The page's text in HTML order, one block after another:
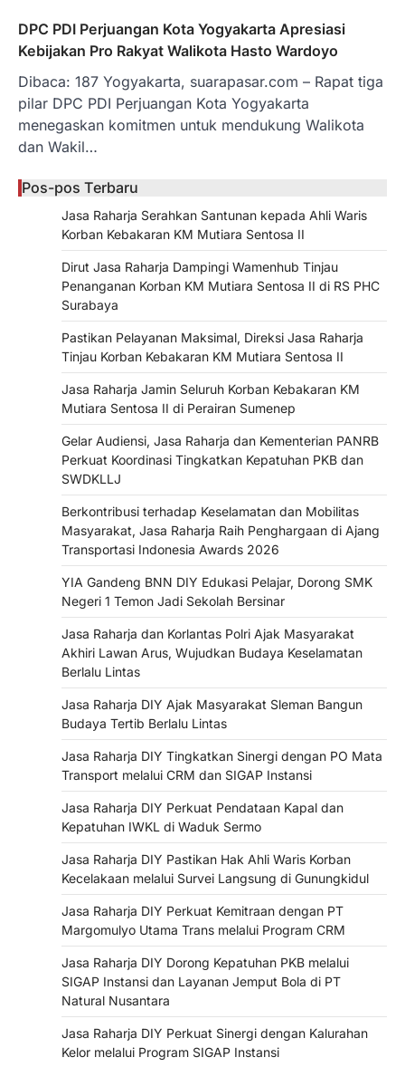
DPC PDI Perjuangan Kota Yogyakarta Apresiasi
Kebijakan Pro Rakyat Walikota Hasto Wardoyo
Dibaca: 187 Yogyakarta, suarapasar.com – Rapat tiga
pilar DPC PDI Perjuangan Kota Yogyakarta
menegaskan komitmen untuk mendukung Walikota
dan Wakil…
Pos-pos Terbaru
Jasa Raharja Serahkan Santunan kepada Ahli Waris
Korban Kebakaran KM Mutiara Sentosa II
Dirut Jasa Raharja Dampingi Wamenhub Tinjau
Penanganan Korban KM Mutiara Sentosa II di RS PHC
Surabaya
Pastikan Pelayanan Maksimal, Direksi Jasa Raharja
Tinjau Korban Kebakaran KM Mutiara Sentosa II
Jasa Raharja Jamin Seluruh Korban Kebakaran KM
Mutiara Sentosa II di Perairan Sumenep
Gelar Audiensi, Jasa Raharja dan Kementerian PANRB
Perkuat Koordinasi Tingkatkan Kepatuhan PKB dan
SWDKLLJ
Berkontribusi terhadap Keselamatan dan Mobilitas
Masyarakat, Jasa Raharja Raih Penghargaan di Ajang
Transportasi Indonesia Awards 2026
YIA Gandeng BNN DIY Edukasi Pelajar, Dorong SMK
Negeri 1 Temon Jadi Sekolah Bersinar
Jasa Raharja dan Korlantas Polri Ajak Masyarakat
Akhiri Lawan Arus, Wujudkan Budaya Keselamatan
Berlalu Lintas
Jasa Raharja DIY Ajak Masyarakat Sleman Bangun
Budaya Tertib Berlalu Lintas
Jasa Raharja DIY Tingkatkan Sinergi dengan PO Mata
Transport melalui CRM dan SIGAP Instansi
Jasa Raharja DIY Perkuat Pendataan Kapal dan
Kepatuhan IWKL di Waduk Sermo
Jasa Raharja DIY Pastikan Hak Ahli Waris Korban
Kecelakaan melalui Survei Langsung di Gunungkidul
Jasa Raharja DIY Perkuat Kemitraan dengan PT
Margomulyo Utama Trans melalui Program CRM
Jasa Raharja DIY Dorong Kepatuhan PKB melalui
SIGAP Instansi dan Layanan Jemput Bola di PT
Natural Nusantara
Jasa Raharja DIY Perkuat Sinergi dengan Kalurahan
Kelor melalui Program SIGAP Instansi